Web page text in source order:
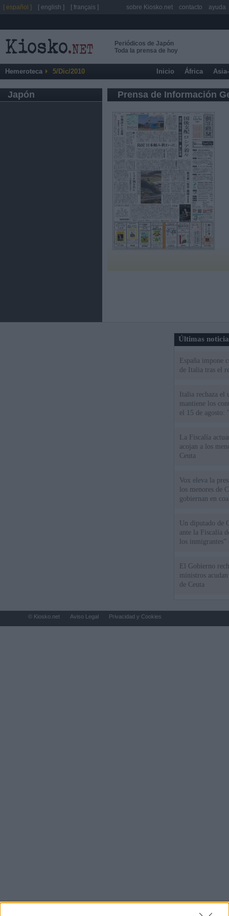
Periódicos de Japón
Toda la prensa de hoy
Hemeroteca 5/Dic/2010 Inicio África
Japón Prensa de Información
Últimas
España impone
de Italia tras el
Italia rechaza
mantiene los
el 15 de agosto:
La Fiscalía
acojan a los
Ceuta
Vox eleva la
los menores de
gobiernan en
Un diputado de
ante la Fiscalía
los inmigrantes”
El Gobierno
ministros
de Ceuta
[ español ] [ english ] [ français ] sobre Kiosko.net contacto ayuda
© Kiosko.net Aviso Legal Privacidad y Cookies